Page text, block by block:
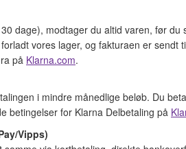
dage), modtager du altid varen, før du
vores lager, og fakturaen er sendt
på Klarna.com.
i mindre månedlige beløb. Du
betingelser for Klarna Delbetaling på
Vipps)